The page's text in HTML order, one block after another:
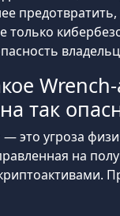
предотвратить,
только
так
— это угроза
на